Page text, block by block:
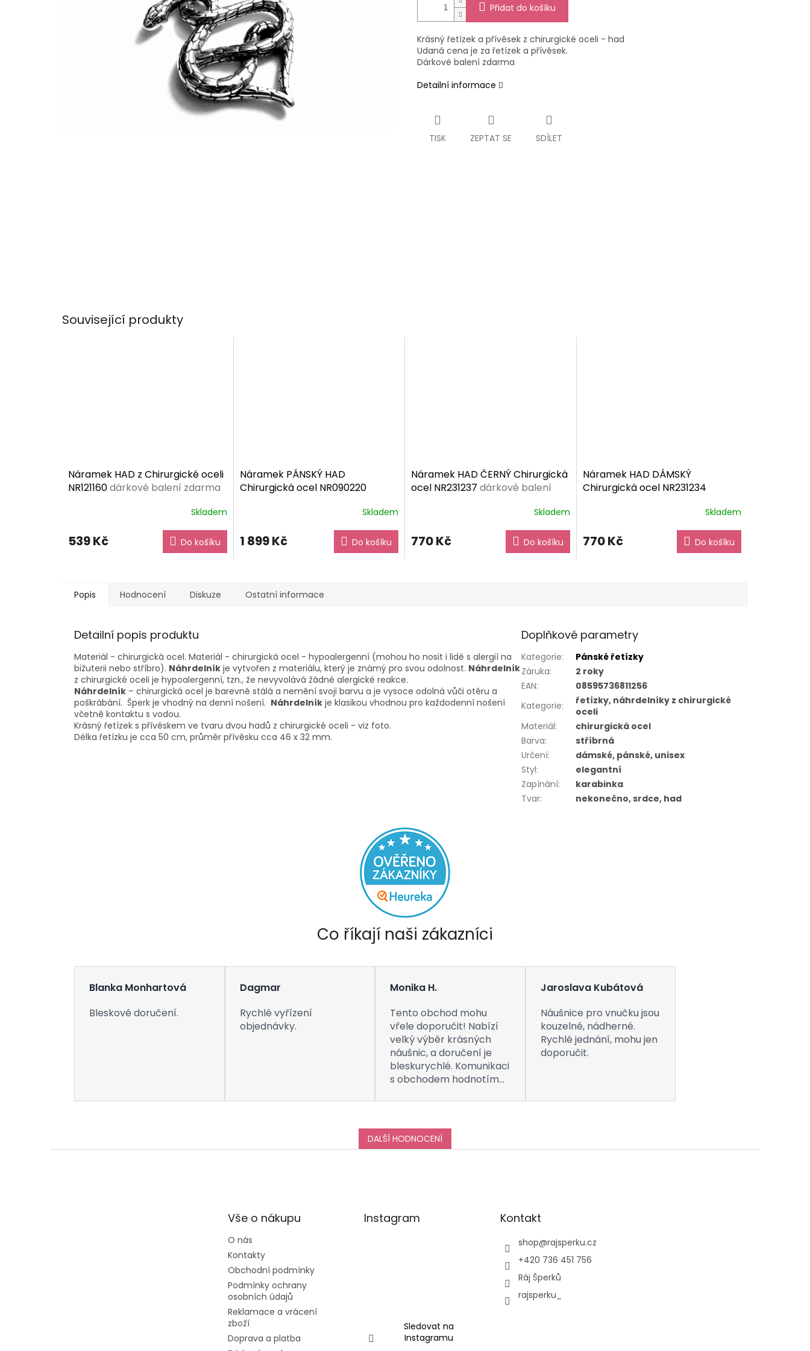
Přidat do košíku
Krásný řetízek a přívěsek z chirurgické oceli - had
Udaná cena je za řetízek a přívěsek.
Dárkové balení zdarma
Detailní informace
TISK ZEPTAT SE SDÍLET
Související produkty
Náramek HAD z Chirurgické oceli
NR121160dárkové balení zdarma
Skladem
539 Kč Do košíku
Náramek PÁNSKÝ HAD
Chirurgická ocel NR090220
Skladem
1 899 Kč Do košíku
Náramek HAD ČERNÝ Chirurgická
ocel NR231237 dárkové balení
Skladem
770 Kč Do košíku
Náramek HAD DÁMSKÝ
Chirurgická ocel NR231234
Skladem
770 Kč Do košíku
Popis Hodnocení Diskuze Ostatní informace
Detailní popis produktu
Materiál - chirurgická ocel. Materiál - chirurgická ocel - hypoalergenní (mohou ho nosit i lidé s alergií na
bižuterii nebo stříbro). Náhrdelník je vytvořen z materiálu, který je známý pro svou odolnost. Náhrdelník
z chirurgické oceli je hypoalergenní, tzn., že nevyvolává žádné alergické reakce.
Náhrdelník – chirurgická ocel je barevně stálá a nemění svoji barvu a je vysoce odolná vůči otěru a
poškrábání. Šperk je vhodný na denní nošení. Náhrdelník je klasikou vhodnou pro každodenní nošení
včetně kontaktu s vodou.
Krásný řetízek s přívěskem ve tvaru dvou hadů z chirurgické oceli - viz foto.
Délka řetízku je cca 50 cm, průměr přívěsku cca 46 x 32 mm.
Doplňkové parametry
Kategorie:
Pánské řetízky
Záruka:
2 roky
EAN:
08595736811256
Kategorie:
řetízky, náhrdelníky z chirurgické
oceli
Materiál:
chirurgická ocel
Barva:
stříbrná
Určení:
dámské, pánské, unisex
Styl:
elegantní
Zapínání:
karabinka
Tvar: nekonečno, srdce, had
Co říkají naši zákazníci
Blanka Monhartová
Bleskové doručení.
Dagmar
Rychlé vyřízení
objednávky.
Monika H.
Tento obchod mohu
vřele doporučit! Nabízí
velký výběr krásných
náušnic, a doručení je
bleskurychlé. Komunikaci
s obchodem hodnotím
za vše, a určitě se k vám
:-)
Jaroslava Kubátová
Náušnice pro vnučku jsou
kouzelné, nádherné.
Rychlé jednání, mohu jen
doporučit.
DALŠÍ HODNOCENÍ
Vše o nákupu
O nás
Kontakty
Obchodní podmínky
Podmínky ochrany
osobních údajů
Reklamace a vrácení
zboží
Doprava a platba
Instagram
Sledovat na
Instagramu
Kontakt
shop@rajsperku.cz
+420 736 451 756
Ráj Šperků
rajsperku_